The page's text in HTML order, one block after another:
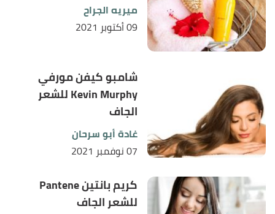
ميريه الجراح
09 أكتوبر 2021
شامبو كيفن مورفي
Kevin Murphy للشعر
الجاف
غادة أبو سرحان
07 نوفمبر 2021
كريم بانتين Pantene
للشعر الجاف